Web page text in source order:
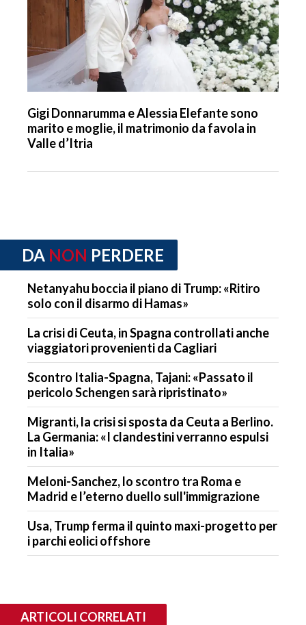
Gigi Donnarumma e Alessia Elefante sono
marito e moglie, il matrimonio da favola in
Valle d’Itria
DA NON PERDERE
Netanyahu boccia il piano di Trump: «Ritiro
solo con il disarmo di Hamas»
La crisi di Ceuta, in Spagna controllati anche
viaggiatori provenienti da Cagliari
Scontro Italia-Spagna, Tajani: «Passato il
pericolo Schengen sarà ripristinato»
Migranti, la crisi si sposta da Ceuta a Berlino.
La Germania: «I clandestini verranno espulsi
in Italia»
Meloni-Sanchez, lo scontro tra Roma e
Madrid e l’eterno duello sull'immigrazione
Usa, Trump ferma il quinto maxi-progetto per
i parchi eolici offshore
ARTICOLI CORRELATI